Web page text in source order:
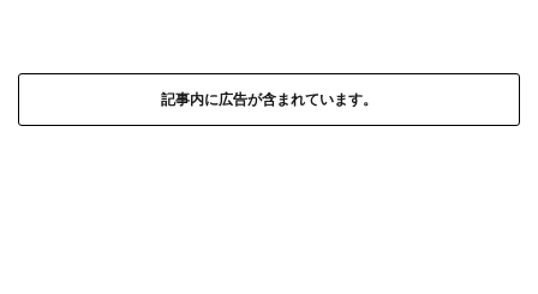
記事内に広告が含まれています。